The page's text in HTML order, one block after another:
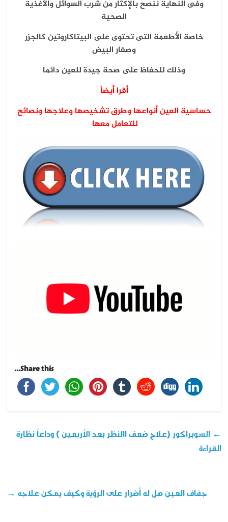
وفى النهاية ننصح بالإكثار من شرب السوائل والأغذية
الصحية
خاصة الأطعمة التى تحتوى على البيتاكاروتين كالجزر
وصفار البيض
وذلك للحفاظ على صحة جيدة للعين دائما
أقرا أيضاً
حساسية العين أنواعها وطرق تشخيصها وعلاجها ونصائح
للتعامل معها
Share this...
← السوبراكور (علاج ضعف االنظر بعد الأربعين ) وداعاً نظارة
القراءة
جفاف العين هل له أضرار على الرؤية وكيف يمكن علاجه →